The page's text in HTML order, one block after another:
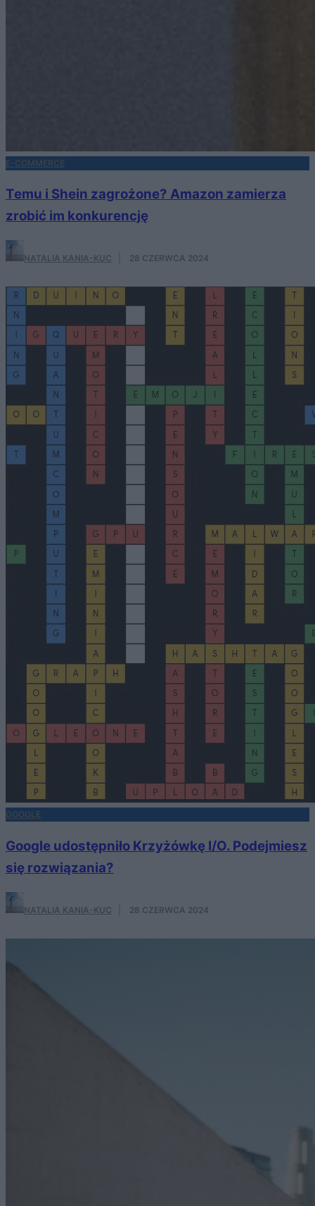
E-COMMERCE
Temu i Shein zagrożone? Amazon zamierza
zrobić im konkurencję
NATALIA KANIA-KUC 28 CZERWCA 2024
GOOGLE
Google udostępniło Krzyżówkę I/O. Podejmiesz
się rozwiązania?
NATALIA KANIA-KUC 28 CZERWCA 2024